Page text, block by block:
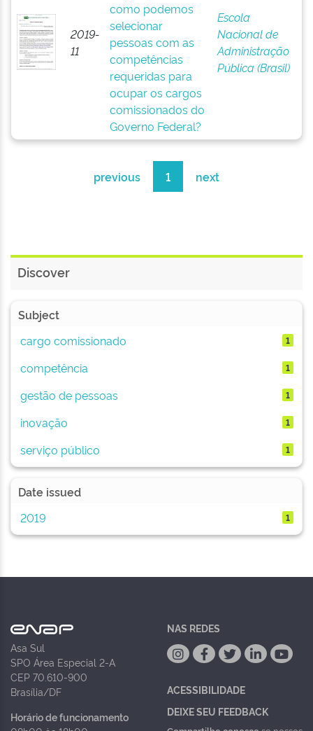
2019-
11
como podemos
selecionar
pessoas com as
competências
requeridas para
ocupar os cargos
comissionados do
Governo Federal?
Escola
Nacional de
Administração
Pública (Brasil)
previous 1 next
Discover
Subject
cargo comissionado
1
competência 1
gestão de pessoas 1
inovação 1
serviço público 1
Date issued
2019
1
Asa Sul
SPO Área Especial 2-A
CEP 70.610-900
Brasília/DF
Horário de funcionamento
NAS REDES
ACESSIBILIDADE
DEIXE SEU FEEDBACK